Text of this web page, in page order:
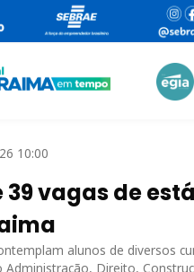
10:00
39 vagas de
alunos de diversos
Administração, Direito,